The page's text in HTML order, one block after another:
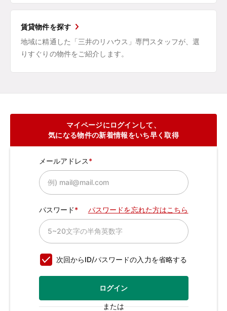
賃貸物件を探す
地域に精通した「三井のリハウス」専門スタッフが、選
りすぐりの物件をご紹介します。
マイページにログインして、
気になる物件の新着情報をいち早く取得
メールアドレス
パスワード パスワードを忘れた方はこちら
次回からID/パスワードの入力を省略する
ログイン
または